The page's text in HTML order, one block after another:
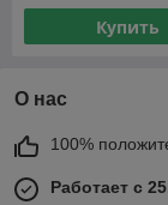
Купить
О нас
100%
Работает с